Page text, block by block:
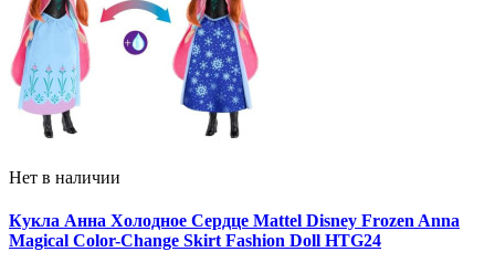
Нет в наличии
Кукла Анна Холодное Сердце Mattel Disney Frozen Anna
Magical Color-Change Skirt Fashion Doll HTG24